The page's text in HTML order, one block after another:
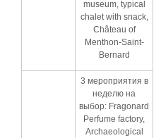
museum, typical
chalet with snack,
Château of
Menthon-Saint-
Bernard
3 мероприятия в
неделю на
выбор: Fragonard
Perfume factory,
Archaeological